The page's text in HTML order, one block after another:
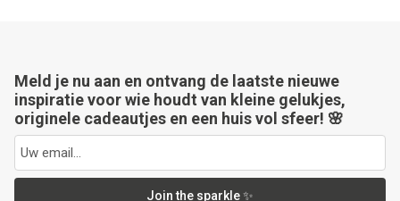
Meld je nu aan en ontvang de laatste nieuwe
inspiratie voor wie houdt van kleine gelukjes,
originele cadeautjes en een huis vol sfeer! 🌸
Join the sparkle ✨